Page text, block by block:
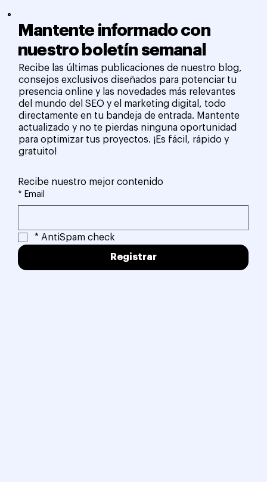
Mantente informado con
nuestro boletín semanal
Recibe las últimas publicaciones de nuestro blog,
consejos exclusivos diseñados para potenciar tu
presencia online y las novedades más relevantes
del mundo del SEO y el marketing digital, todo
directamente en tu bandeja de entrada. Mantente
actualizado y no te pierdas ninguna oportunidad
para optimizar tus proyectos. ¡Es fácil, rápido y
gratuito!
Recibe nuestro mejor contenido
* Email
* AntiSpam check
Registrar